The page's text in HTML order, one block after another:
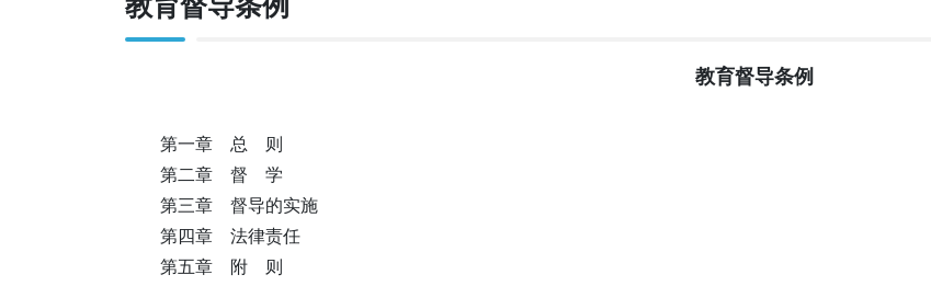
教育督导条例
第一章 总 则
第二章 督 学
第三章 督导的实施
第四章 法律责任
第五章 附 则